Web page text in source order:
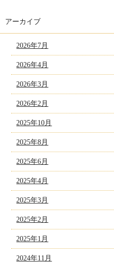
アーカイブ
2026年7月
2026年4月
2026年3月
2026年2月
2025年10月
2025年8月
2025年6月
2025年4月
2025年3月
2025年2月
2025年1月
2024年11月